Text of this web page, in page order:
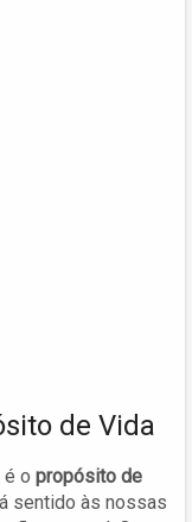
de Vida
é o propósito de
sentido às nossas